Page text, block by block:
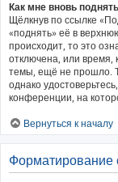
Как мне вновь
Щёлкнув по ссылке
«поднять» её в
происходит, то это
отключена, или время,
темы, ещё не прошло.
однако
конференции, на
Вернуться к началу
Форматирование